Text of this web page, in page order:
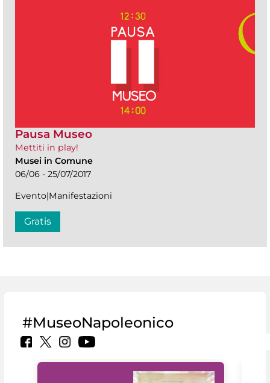
Pausa Museo
Mettiti in play!
Musei in Comune
06/06 - 25/07/2017
Evento|Manifestazioni
Gratis
#MuseoNapoleonico